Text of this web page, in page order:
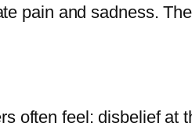
pain and sadness.
often feel: disbelief at